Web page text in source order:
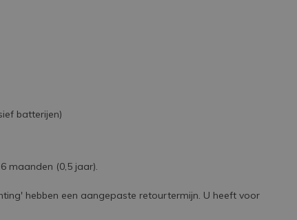
batterijen)
maanden (0,5 jaar).
hebben een aangepaste retourtermijn. U heeft voor